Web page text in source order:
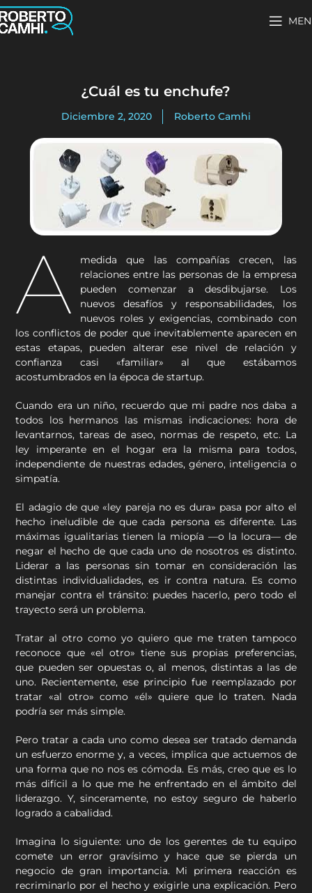
¿Cuál es tu enchufe?
Diciembre 2, 2020 Roberto Camhi
A
medida que las compañías crecen, las
relaciones entre las personas de la empresa
pueden comenzar a desdibujarse. Los
nuevos desafíos y responsabilidades, los
nuevos roles y exigencias, combinado con
los conflictos de poder que inevitablemente aparecen en
estas etapas, pueden alterar ese nivel de relación y
confianza casi «familiar» al que estábamos
acostumbrados en la época de startup.
Cuando era un niño, recuerdo que mi padre nos daba a
todos los hermanos las mismas indicaciones: hora de
levantarnos, tareas de aseo, normas de respeto, etc. La
ley imperante en el hogar era la misma para todos,
independiente de nuestras edades, género, inteligencia o
simpatía.
El adagio de que «ley pareja no es dura» pasa por alto el
hecho ineludible de que cada persona es diferente. Las
máximas igualitarias tienen la miopía —o la locura— de
negar el hecho de que cada uno de nosotros es distinto.
Liderar a las personas sin tomar en consideración las
distintas individualidades, es ir contra natura. Es como
manejar contra el tránsito: puedes hacerlo, pero todo el
trayecto será un problema.
Tratar al otro como yo quiero que me traten tampoco
reconoce que «el otro» tiene sus propias preferencias,
que pueden ser opuestas o, al menos, distintas a las de
uno. Recientemente, ese principio fue reemplazado por
tratar «al otro» como «él» quiere que lo traten. Nada
podría ser más simple.
Pero tratar a cada uno como desea ser tratado demanda
un esfuerzo enorme y, a veces, implica que actuemos de
una forma que no nos es cómoda. Es más, creo que es lo
más difícil a lo que me he enfrentado en el ámbito del
liderazgo. Y, sinceramente, no estoy seguro de haberlo
logrado a cabalidad.
Imagina lo siguiente: uno de los gerentes de tu equipo
comete un error gravísimo y hace que se pierda un
negocio de gran importancia. Mi primera reacción es
recriminarlo por el hecho y exigirle una explicación. Pero